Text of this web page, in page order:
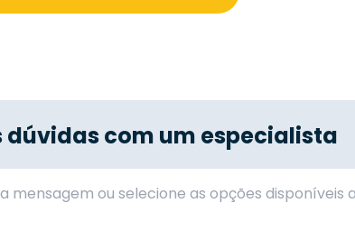
dúvidas com um especialista